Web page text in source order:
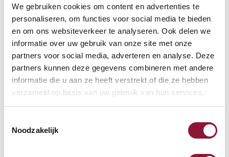
We gebruiken cookies om content en advertenties te
personaliseren, om functies voor social media te bieden
en om ons websiteverkeer te analyseren. Ook delen we
informatie over uw gebruik van onze site met onze
partners voor social media, adverteren en analyse. Deze
partners kunnen deze gegevens combineren met andere
informatie die u aan ze heeft verstrekt of die ze hebben
verzameld op basis van uw gebruik van hun services.
Noodzakelijk
76,71
Inkl. MwSt.
Auf Lager, heute versandt
Vergleichen
Kabelgebunden & Kabellos